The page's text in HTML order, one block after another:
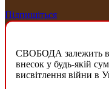
Підпишіться
СВОБОДА залежить
внесок у будь-якій
висвітлення війни в